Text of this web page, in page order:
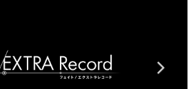
変えた日本語
「裏技」「ラスボス」… ゲームにまつわる言葉